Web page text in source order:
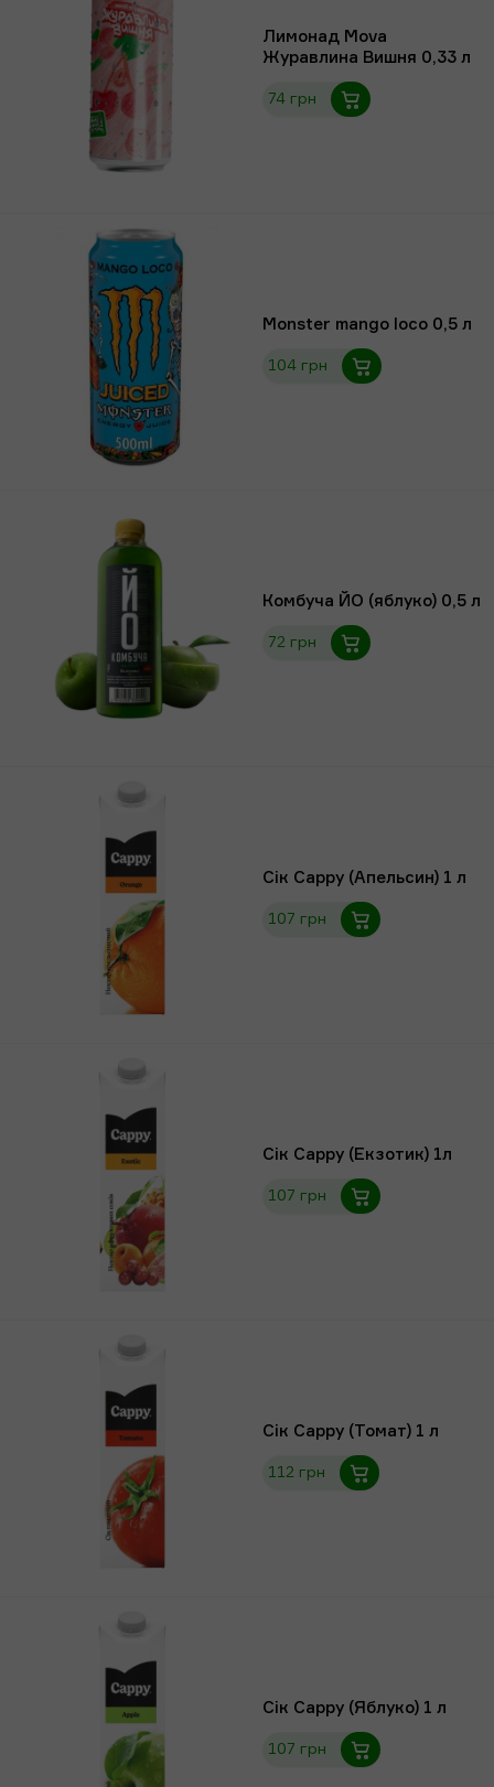
Лимонад Mova
Журавлина Вишня 0,33 л
74 грн
Monster mango loco 0,5 л
104 грн
Комбуча ЙО (яблуко) 0,5 л
72 грн
Сік Сарру (Апельсин) 1 л
107 грн
Сік Сарру (Екзотик) 1л
107 грн
Сік Сарру (Томат) 1 л
112 грн
Сік Сарру (Яблуко) 1 л
107 грн